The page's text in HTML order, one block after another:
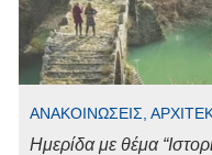
ΑΝΑΚΟΙΝΏΣΕΙΣ,
Ημερίδα με θέμα